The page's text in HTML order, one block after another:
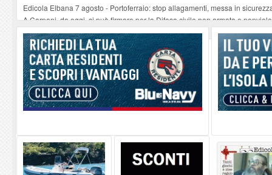
Edicola Elbana 7 agosto - Portoferraio: stop allagamenti, messa in
A Carpani, da oggi, si può firmare per la Difesa civile non armata e
Elba Open Water Race, il progetto cresce: Acqua dell'Elba, Locman e Blu
Serata musicale all'Oratorio di Santo Stefano alle Trane
07-08-2026
Stasera a Procchio il Quiz Musicale- 07-08-2026